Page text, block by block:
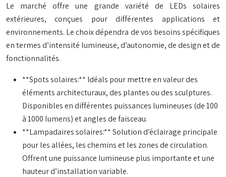
Le marché offre une grande variété de LEDs solaires
extérieures, conçues pour différentes applications et
environnements. Le choix dépendra de vos besoins spécifiques
en termes d’intensité lumineuse, d’autonomie, de design et de
fonctionnalités.
**Spots solaires:** Idéals pour mettre en valeur des
éléments architecturaux, des plantes ou des sculptures.
Disponibles en différentes puissances lumineuses (de 100
à 1000 lumens) et angles de faisceau.
**Lampadaires solaires:** Solution d’éclairage principale
pour les allées, les chemins et les zones de circulation.
Offrent une puissance lumineuse plus importante et une
hauteur d’installation variable.